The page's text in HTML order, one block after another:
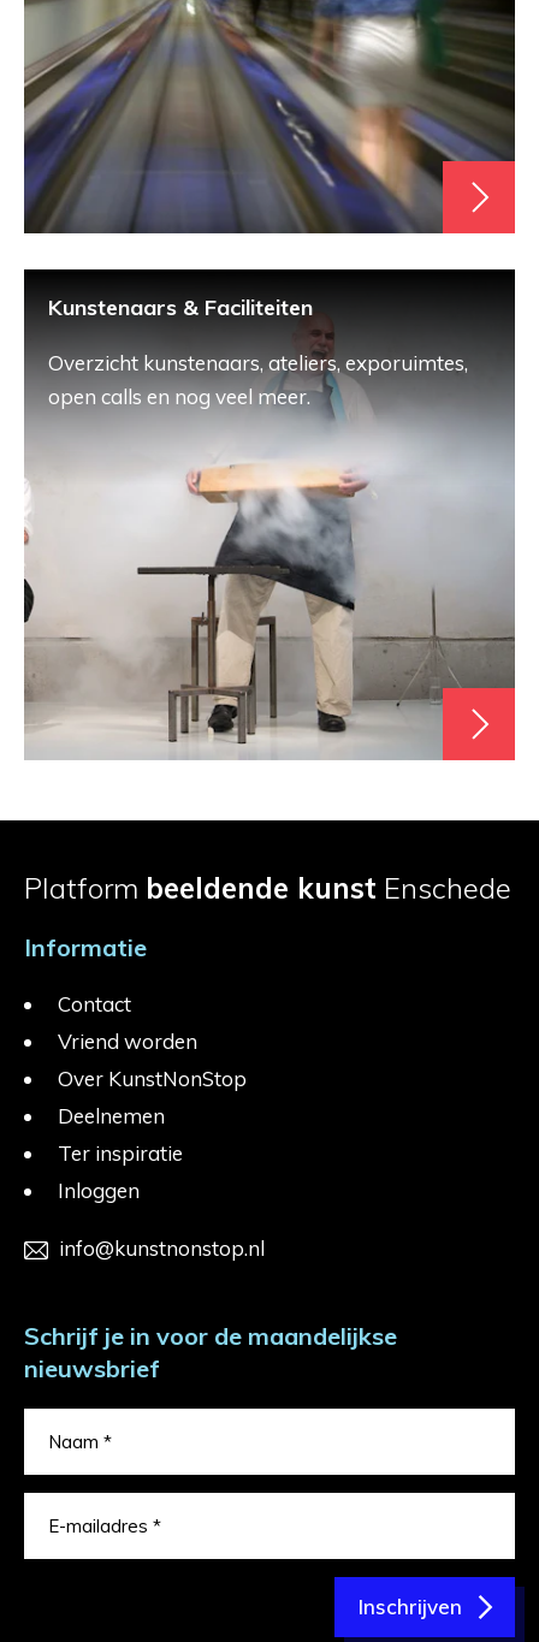
Kunstenaars & Faciliteiten
Overzicht kunstenaars, ateliers, exporuimtes,
open calls en nog veel meer.
Platform beeldende kunst Enschede
Informatie
Contact
Vriend worden
Over KunstNonStop
Deelnemen
Ter inspiratie
Inloggen
info@kunstnonstop.nl
Schrijf je in voor de maandelijkse
nieuwsbrief
Inschrijven